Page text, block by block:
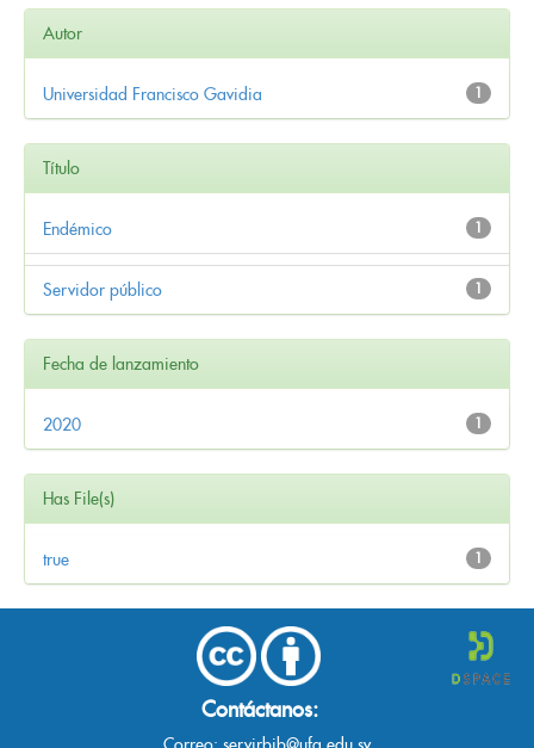
Autor
1
Universidad Francisco Gavidia
Título
1
Endémico
1
Servidor público
Fecha de lanzamiento
1
2020
Has File(s)
1
true
Contáctanos: